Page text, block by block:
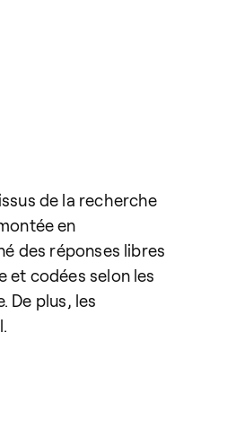
de la recherche
en
des réponses libres
et codées selon les
De plus, les